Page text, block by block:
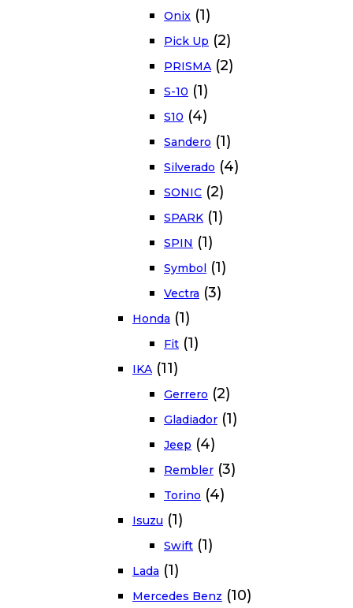
Onix (1)
Pick Up (2)
PRISMA (2)
S-10 (1)
S10 (4)
Sandero (1)
Silverado (4)
SONIC (2)
SPARK (1)
SPIN (1)
Symbol (1)
Vectra (3)
Honda (1)
Fit (1)
IKA (11)
Gerrero (2)
Gladiador (1)
Jeep (4)
Rembler (3)
Torino (4)
Isuzu (1)
Swift (1)
Lada (1)
Mercedes Benz (10)